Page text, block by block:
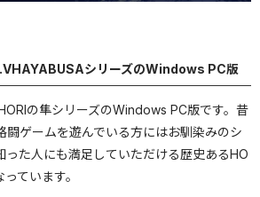
シリーズのWindows PC版
の隼シリーズのWindows PC版です。昔
闘ゲームを遊んでいる方にはお馴染みのシ
った人にも満足していただける歴史あるHO
ています。